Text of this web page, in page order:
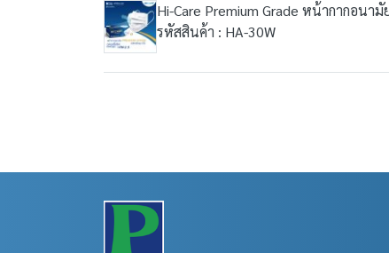
Hi-Care Premium Grade หน้ากากอน
รหัสสินค้า : HA-30W